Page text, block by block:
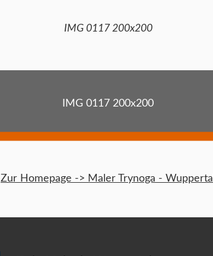
IMG 0117 200x200
IMG 0117 200x200
Zur Homepage -> Maler Trynoga - Wuppertal